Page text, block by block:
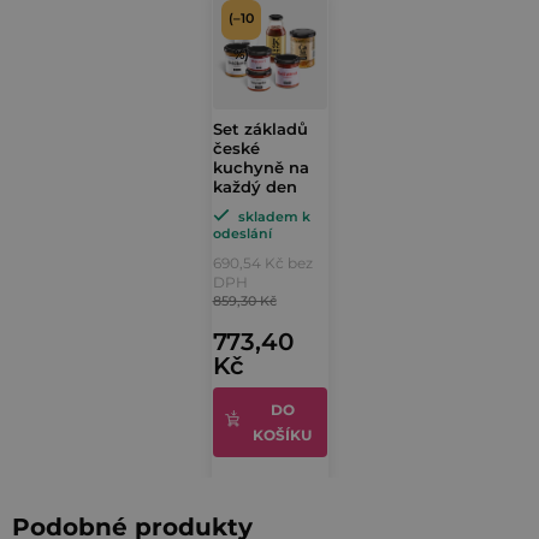
Set základů
české
kuchyně na
každý den
odeslání
690,54 Kč bez
DPH
773,40
Kč
859,30 Kč
(–10
%)
DO
KOŠÍKU
Podobné produkty